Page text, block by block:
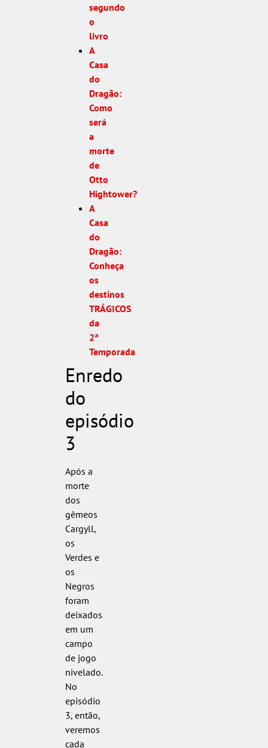
segundo
o
livro
A
Casa
do
Dragão:
Como
será
a
morte
de
Otto
Hightower?
A
Casa
do
Dragão:
Conheça
os
destinos
TRÁGICOS
da
2ª
Temporada
Enredo
do
episódio
3
Após a
morte
dos
gêmeos
Cargyll,
os
Verdes e
os
Negros
foram
deixados
em um
campo
de jogo
nivelado.
No
episódio
3, então,
veremos
cada